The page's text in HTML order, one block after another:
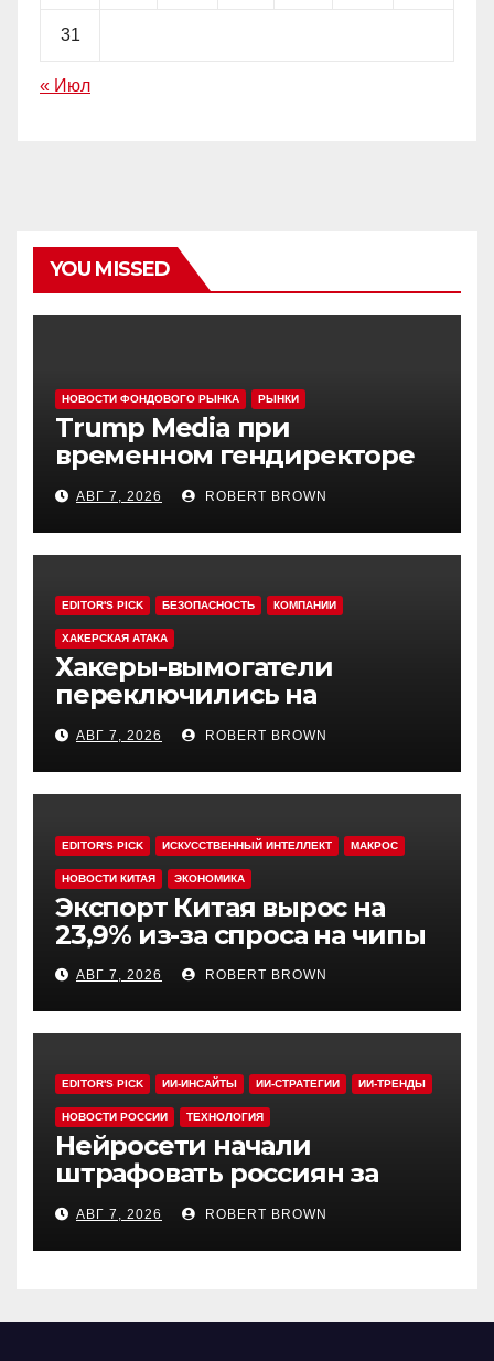
31
« Июл
YOU MISSED
НОВОСТИ ФОНДОВОГО РЫНКА РЫНКИ
Trump Media при
временном гендиректоре
МакГерне сократила число
сделок с криптовалютами
АВГ 7, 2026 ROBERT BROWN
EDITOR'S PICK БЕЗОПАСНОСТЬ КОМПАНИИ
ХАКЕРСКАЯ АТАКА
Хакеры-вымогатели
переключились на
инвестфонды с Уолл-стрит
АВГ 7, 2026 ROBERT BROWN
EDITOR'S PICK ИСКУССТВЕННЫЙ ИНТЕЛЛЕКТ МАКРОС
НОВОСТИ КИТАЯ ЭКОНОМИКА
Экспорт Китая вырос на
23,9% из-за спроса на чипы
АВГ 7, 2026 ROBERT BROWN
EDITOR'S PICK ИИ-ИНСАЙТЫ ИИ-СТРАТЕГИИ ИИ-ТРЕНДЫ
НОВОСТИ РОССИИ ТЕХНОЛОГИЯ
Нейросети начали
штрафовать россиян за
борщевик
АВГ 7, 2026 ROBERT BROWN